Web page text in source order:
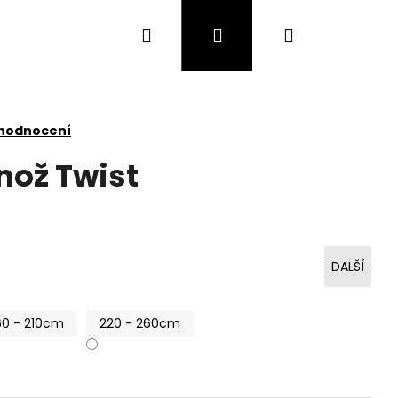
Hledat PřihlášeníNákupní
Twist
DALŠÍ
- 210cm 220 - 260cm